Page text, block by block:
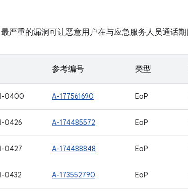
严重的漏洞可让恶意用户在与应急服务人员通话期
参考编号 类型
0400 A-177561690 EoP
0426 A-174485572 EoP
0427 A-174488848 EoP
0432 A-173552790 EoP